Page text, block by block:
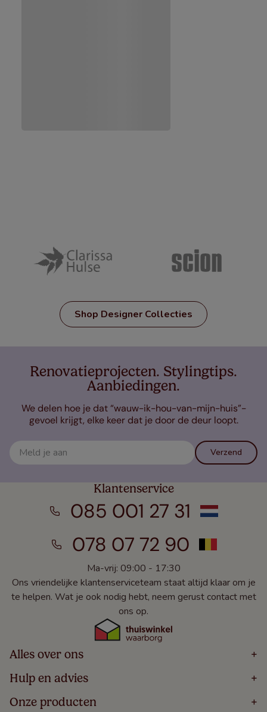
Shop Designer Collecties
Renovatieprojecten. Stylingtips.
Aanbiedingen.
We delen hoe je dat “wauw-ik-hou-van-mijn-huis”-
gevoel krijgt, elke keer dat je door de deur loopt.
Verzend
Klantenservice
085 001 27 31
078 07 72 90
Ma-vrij: 09:00 - 17:30
Ons vriendelijke klantenserviceteam staat altijd klaar om je
te helpen. Wat je ook nodig hebt, neem gerust contact met
ons op.
Alles over ons +
Home
Over
Bestellen
Hulp en advies +
Volg Je Bestelling
Onze producten +